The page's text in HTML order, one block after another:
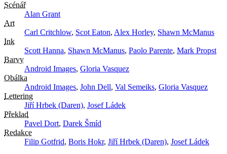
Scénář
Alan Grant
Art
Carl Critchlow, Scot Eaton, Alex Horley, Shawn McManus
Ink
Scott Hanna, Shawn McManus, Paolo Parente, Mark Propst
Barvy
Android Images, Gloria Vasquez
Obálka
Android Images, John Dell, Val Semeiks, Gloria Vasquez
Lettering
Jiří Hrbek (Daren), Josef Ládek
Překlad
Pavel Dort, Darek Šmíd
Redakce
Filip Gotfrid, Boris Hokr, Jiří Hrbek (Daren), Josef Ládek